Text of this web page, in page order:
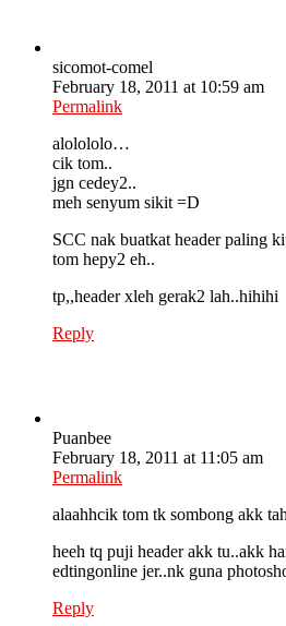
sicomot-comel
February 18, 2011 at 10:59 am
Permalink
alolololo…
cik tom..
jgn cedey2..
meh senyum sikit =D
SCC nak buatkat header paling
tom hepy2 eh..
tp,,header xleh gerak2 lah..hihihi
Reply
Puanbee
February 18, 2011 at 11:05 am
Permalink
alaahhcik tom tk sombong akk
heeh tq puji header akk tu..akk
edtingonline jer..nk guna
Reply